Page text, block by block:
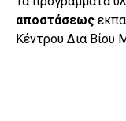
αποστάσεως
Κέντρου Δια Βίου